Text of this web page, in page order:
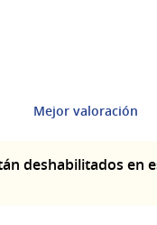
Mejor valoración
deshabilitados en